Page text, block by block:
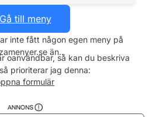
11:00 - 21:00
11:00 - 21:00
11:00 - 21:00
11:00 - 22:00
11:00 - 22:00
Gå till meny
inte fått någon egen meny på
än..
oanvändbar, så kan du beskriva
prioriterar jag denna:
formulär